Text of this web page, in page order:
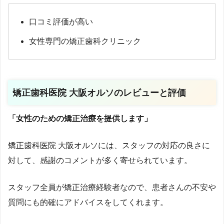
口コミ評価が高い
女性専門の矯正歯科クリニック
矯正歯科医院 大阪オルソのレビューと評価
「女性のための矯正治療を提供します」
矯正歯科医院 大阪オルソには、スタッフの対応の良さに
対して、感謝のコメントが多く寄せられています。
スタッフ全員が矯正治療経験者なので、患者さんの不安や
質問にも的確にアドバイスをしてくれます。